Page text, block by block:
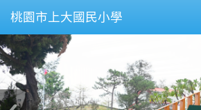
桃園市上大國民小學